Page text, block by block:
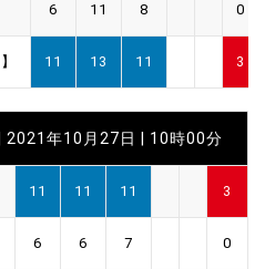
6 11 8 0
11 13 11 3
2021年10月27日 | 10時00分
11 11 11 3
6 6 7 0